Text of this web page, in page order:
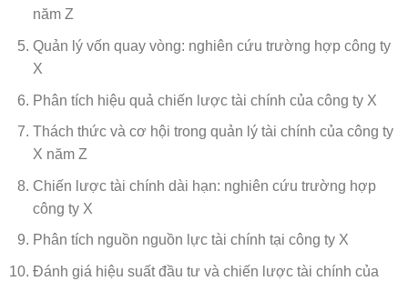
năm Z
Quản lý vốn quay vòng: nghiên cứu trường hợp công ty
X
Phân tích hiệu quả chiến lược tài chính của công ty X
Thách thức và cơ hội trong quản lý tài chính của công ty
X năm Z
Chiến lược tài chính dài hạn: nghiên cứu trường hợp
công ty X
Phân tích nguồn nguồn lực tài chính tại công ty X
Đánh giá hiệu suất đầu tư và chiến lược tài chính của